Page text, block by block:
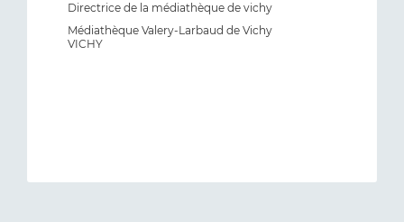
Directrice de la médiathèque de vichy
Médiathèque Valery-Larbaud de Vichy
VICHY